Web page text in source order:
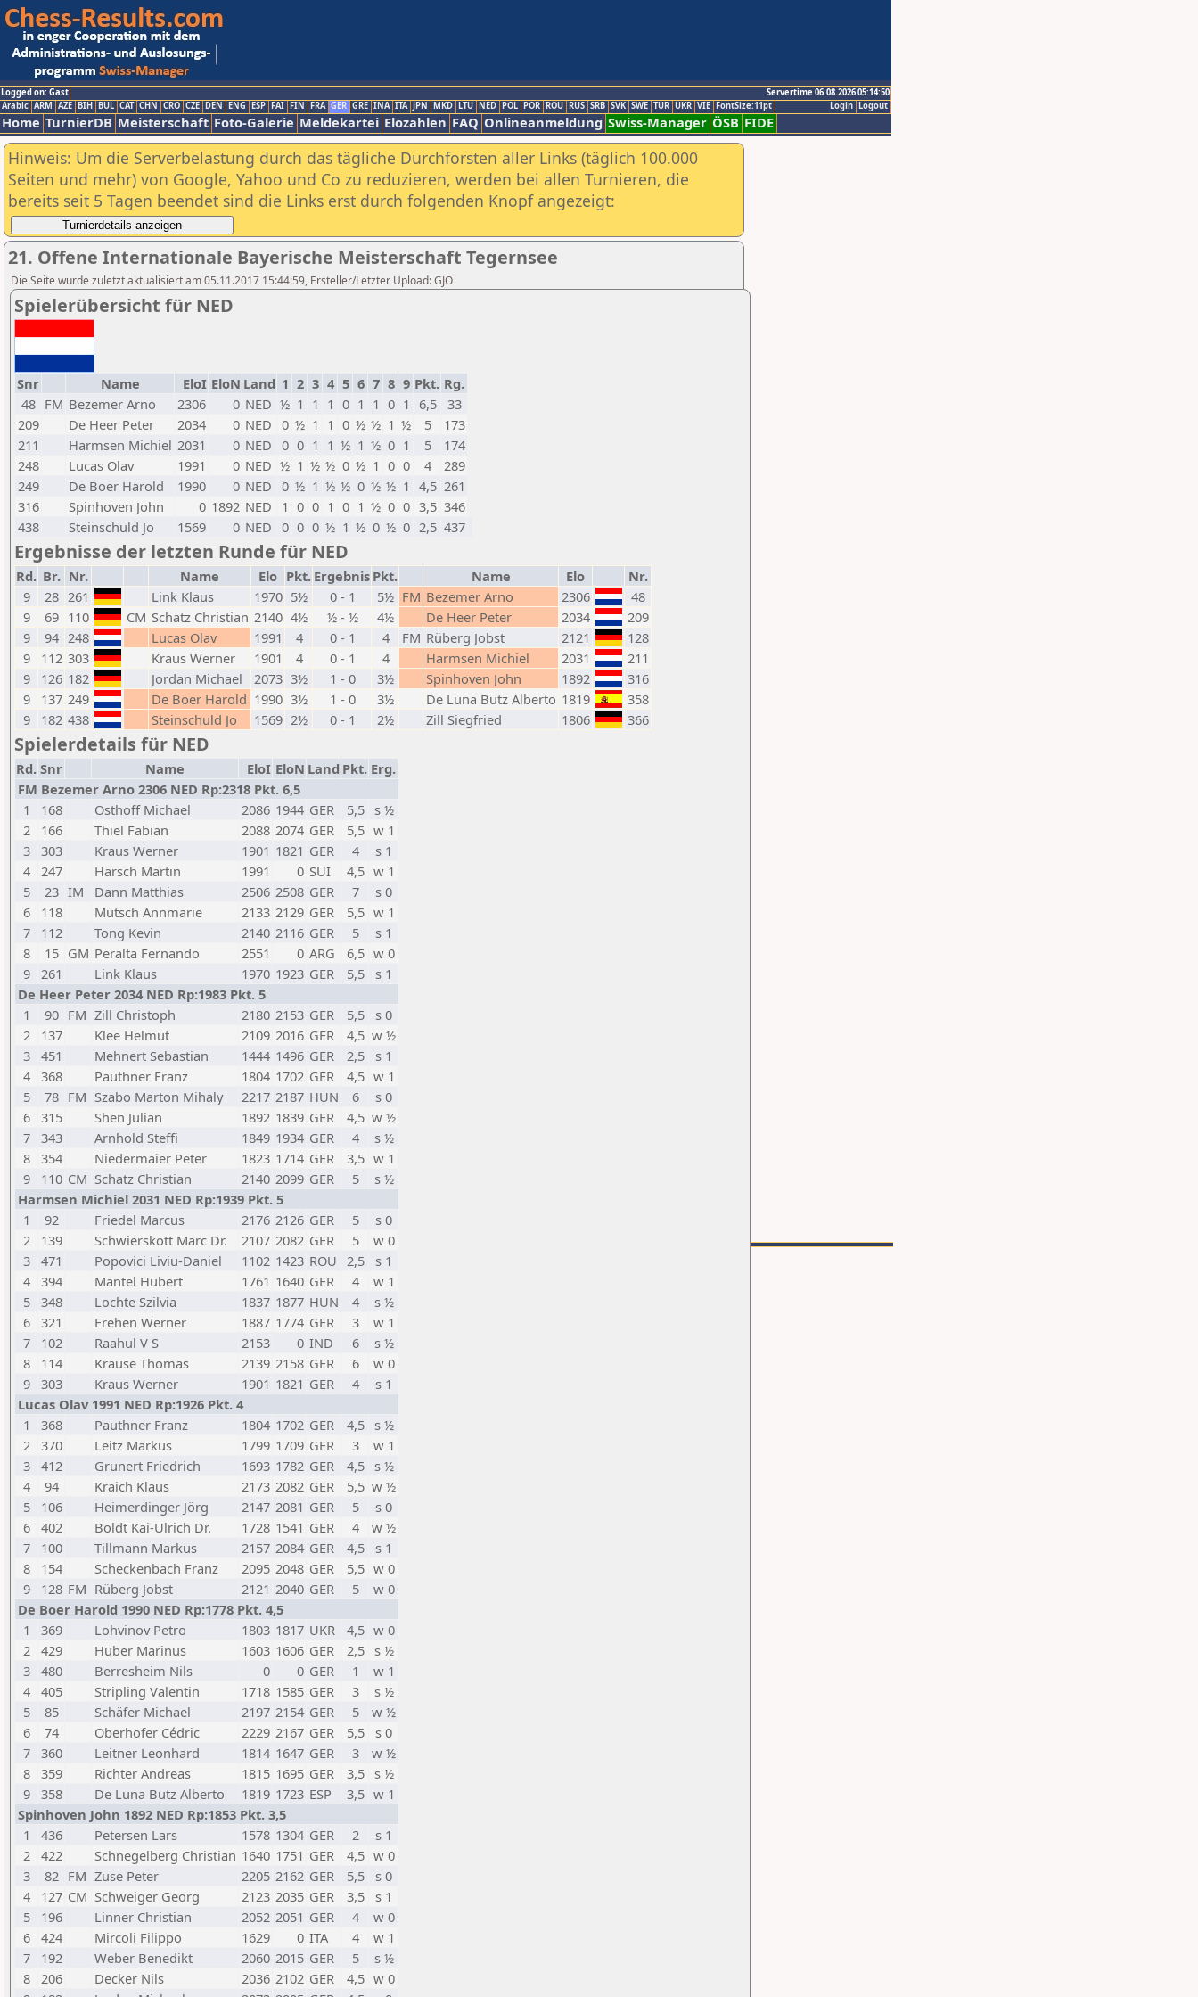
Logged on: Gast
Servertime 06.08.2026 05:14:50
Logout
Login
Arabic ARM AZE BIH BUL CAT CHN CRO CZE DEN ENG ESP FAI FIN FRA GER GRE INA ITA JPN MKD LTU NED POL POR ROU RUS SRB SVK SWE TUR UKR VIE FontSize:11pt
Home TurnierDB Meisterschaft Foto-Galerie Meldekartei Elozahlen FAQ Onlineanmeldung Swiss-Manager ÖSB FIDE
Hinweis: Um die Serverbelastung durch das tägliche Durchforsten aller Links (täglich 100.000
Seiten und mehr) von Google, Yahoo und Co zu reduzieren, werden bei allen Turnieren, die
bereits seit 5 Tagen beendet sind die Links erst durch folgenden Knopf angezeigt:
21. Offene Internationale Bayerische Meisterschaft Tegernsee
Die Seite wurde zuletzt aktualisiert am 05.11.2017 15:44:59, Ersteller/Letzter Upload: GJO
Spielerübersicht für NED
Snr Name EloI EloN Land 1 2 3 4 5 6 7 8 9 Pkt. Rg.
48 FM Bezemer Arno 2306 0 NED ½ 1 1 1 0 1 1 0 1 6,5
33
209
De Heer Peter 2034 0 NED 0 ½ 1 1 0 ½ ½ 1 ½ 5
173
211
Harmsen Michiel 2031 0 NED 0 0 1 1 ½ 1 ½ 0 1 5
174
248
Lucas Olav 1991 0 NED ½ 1 ½ ½ 0 ½ 1 0 0 4
289
249
De Boer Harold 1990 0 NED 0 ½ 1 ½ ½ 0 ½ ½ 1 4,5 261
316
Spinhoven John 0 1892 NED 1 0 0 1 0 1 ½ 0 0 3,5 346
438
Steinschuld Jo 1569 0 NED 0 0 0 ½ 1 ½ 0 ½ 0 2,5 437
Ergebnisse der letzten Runde für NED
Rd. Br. Nr. Name Elo Pkt. Ergebnis Pkt. Name Elo
Nr.
9
28 261 Link Klaus 1970 5½ 0 - 1 5½ FM Bezemer Arno 2306
48
9
69 110 CM Schatz Christian 2140 4½ ½ - ½ 4½ De Heer Peter 2034
209
9
94 248 Lucas Olav 1991 4 0 - 1 4 FM Rüberg Jobst 2121
128
9
112 303 Kraus Werner 1901 4 0 - 1 4 Harmsen Michiel 2031
211
9
126 182 Jordan Michael 2073 3½ 1 - 0 3½ Spinhoven John 1892
316
9
137 249 De Boer Harold 1990 3½ 1 - 0 3½ De Luna Butz Alberto 1819
358
9
182 438 Steinschuld Jo 1569 2½ 0 - 1 2½ Zill Siegfried 1806 366
Spielerdetails für NED
Rd. Snr Name EloI EloN Land Pkt. Erg.
FM Bezemer Arno 2306 NED Rp:2318 Pkt. 6,5
1
168 Osthoff Michael 2086 1944 GER 5,5
s ½
2
166 Thiel Fabian 2088 2074 GER 5,5 w 1
3 303 Kraus Werner 1901 1821 GER 4
s 1
4 247 Harsch Martin 1991 0 SUI 4,5 w 1
5
23 IM Dann Matthias 2506 2508 GER 7
s 0
6
118 Mütsch Annmarie 2133 2129 GER 5,5 w 1
7
112 Tong Kevin 2140 2116 GER 5
s 1
8
15 GM Peralta Fernando 2551 0 ARG 6,5 w 0
9 261 Link Klaus 1970 1923 GER 5,5
s 1
De Heer Peter 2034 NED Rp:1983 Pkt. 5
1
90 FM Zill Christoph 2180 2153 GER 5,5
s 0
2
137 Klee Helmut 2109 2016 GER 4,5 w ½
3 451 Mehnert Sebastian 1444 1496 GER 2,5
s 1
4 368 Pauthner Franz 1804 1702 GER 4,5 w 1
5
78 FM Szabo Marton Mihaly 2217 2187 HUN 6
s 0
6 315 Shen Julian 1892 1839 GER 4,5 w ½
7 343 Arnhold Steffi 1849 1934 GER 4
s ½
8 354 Niedermaier Peter 1823 1714 GER 3,5 w 1
9
110 CM Schatz Christian 2140 2099 GER 5
s ½
Harmsen Michiel 2031 NED Rp:1939 Pkt. 5
1
92 Friedel Marcus 2176 2126 GER 5
s 0
2
139 Schwierskott Marc Dr. 2107 2082 GER 5
w 0
3 471 Popovici Liviu-Daniel 1102 1423 ROU 2,5
s 1
4 394 Mantel Hubert 1761 1640 GER 4
w 1
5 348 Lochte Szilvia 1837 1877 HUN 4
s ½
6 321 Frehen Werner 1887 1774 GER 3
w 1
7
102 Raahul V S 2153 0 IND 6
s ½
8
114 Krause Thomas 2139 2158 GER 6
w 0
9 303 Kraus Werner 1901 1821 GER 4
s 1
Lucas Olav 1991 NED Rp:1926 Pkt. 4
1
368 Pauthner Franz 1804 1702 GER 4,5
s ½
2 370 Leitz Markus 1799 1709 GER 3
w 1
3 412 Grunert Friedrich 1693 1782 GER 4,5
s ½
4
94 Kraich Klaus 2173 2082 GER 5,5 w ½
5
106 Heimerdinger Jörg 2147 2081 GER 5
s 0
6 402 Boldt Kai-Ulrich Dr. 1728 1541 GER 4
w ½
7
100 Tillmann Markus 2157 2084 GER 4,5
s 1
8
154 Scheckenbach Franz 2095 2048 GER 5,5 w 0
9
128 FM Rüberg Jobst 2121 2040 GER 5
w 0
De Boer Harold 1990 NED Rp:1778 Pkt. 4,5
1
369 Lohvinov Petro 1803 1817 UKR 4,5 w 0
2 429 Huber Marinus 1603 1606 GER 2,5 s ½
3 480 Berresheim Nils 0 0 GER 1
w 1
4 405 Stripling Valentin 1718 1585 GER 3
s ½
5
85 Schäfer Michael 2197 2154 GER 5
w ½
6
74 Oberhofer Cédric 2229 2167 GER 5,5
s 0
7 360 Leitner Leonhard 1814 1647 GER 3
w ½
8 359 Richter Andreas 1815 1695 GER 3,5 s ½
9 358 De Luna Butz Alberto 1819 1723 ESP 3,5 w 1
Spinhoven John 1892 NED Rp:1853 Pkt. 3,5
1
436 Petersen Lars 1578 1304 GER 2
s 1
2 422 Schnegelberg Christian 1640 1751 GER 4,5 w 0
3
82 FM Zuse Peter 2205 2162 GER 5,5
s 0
4
127 CM Schweiger Georg 2123 2035 GER 3,5
s 1
5
196 Linner Christian 2052 2051 GER 4
w 0
6 424 Mircoli Filippo 1629 0 ITA 4
w 1
7
192 Weber Benedikt 2060 2015 GER 5
s ½
8 206 Decker Nils 2036 2102 GER 4,5 w 0